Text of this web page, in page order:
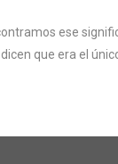
ese
que era el